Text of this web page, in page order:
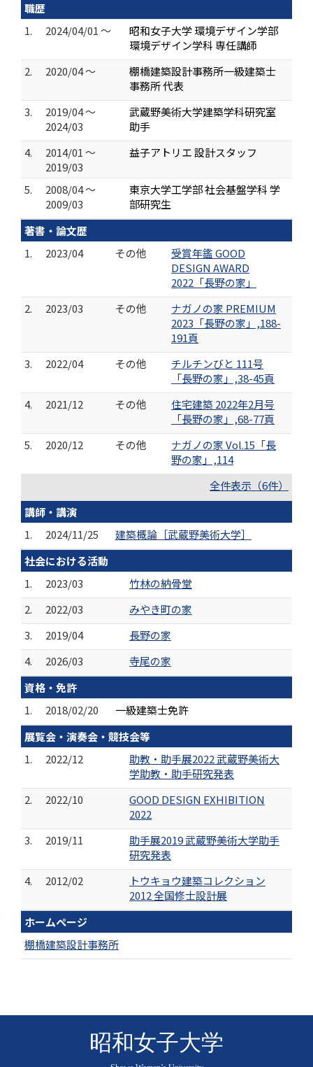
職歴
1.
2024/04/01 ～
昭和女子大学 環境デザイン学部
環境デザイン学科 専任講師
2.
2020/04 ～
棚橋建築設計事務所一級建築士
事務所 代表
3.
2019/04 ～
2024/03
武蔵野美術大学建築学科研究室
助手
4.
2014/01 ～
2019/03
益子アトリエ 設計スタッフ
5.
2008/04 ～
2009/03
東京大学工学部 社会基盤学科 学
部研究生
著書・論文歴
1.
2023/04 その他
受賞年鑑 GOOD
DESIGN AWARD
2022「長野の家」
2.
2023/03 その他
ナガノの家 PREMIUM
2023「長野の家」,188-
191頁
3.
2022/04 その他
チルチンびと 111号
「長野の家」,38-45頁
4.
2021/12 その他
住宅建築 2022年2月号
「長野の家」,68-77頁
5.
2020/12 その他
ナガノの家 Vol.15「長
野の家」,114
全件表示（6件）
講師・講演
1.
2024/11/25
建築概論［武蔵野美術大学］
社会における活動
1.
2023/03
竹林の納骨堂
2.
2022/03
みやき町の家
3.
2019/04
長野の家
4.
2026/03
寺尾の家
資格・免許
1.
2018/02/20
一級建築士免許
展覧会・演奏会・競技会等
1.
2022/12
助教・助手展2022 武蔵野美術大
学助教・助手研究発表
2.
2022/10
GOOD DESIGN EXHIBITION
2022
3.
2019/11
助手展2019 武蔵野美術大学助手
研究発表
4.
2012/02
トウキョウ建築コレクション
2012 全国修士設計展
ホームページ
棚橋建築設計事務所
昭和女子大学